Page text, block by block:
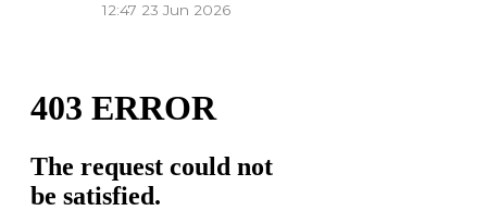
12:47 23 Jun 2026